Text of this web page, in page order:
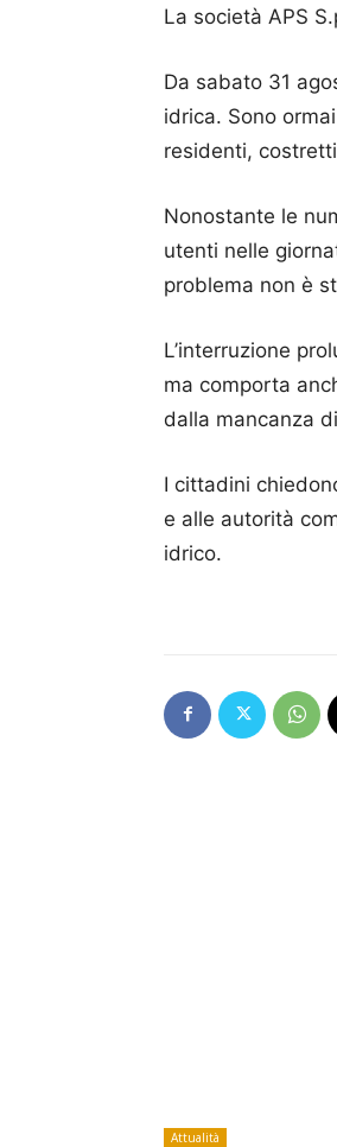
La società APS
Da sabato 31
idrica. Sono
residenti,
Nonostante le
utenti nelle
problema non è
L’interruzione
ma comporta
dalla mancanza
I cittadini
e alle autorità
idrico.
Attualità